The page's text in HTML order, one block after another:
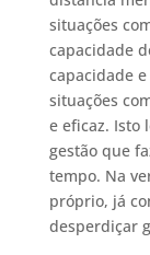
situações
capacidade
capacidade
situações
e eficaz. Isto
gestão que
tempo. Na
próprio, já
desperdiçar